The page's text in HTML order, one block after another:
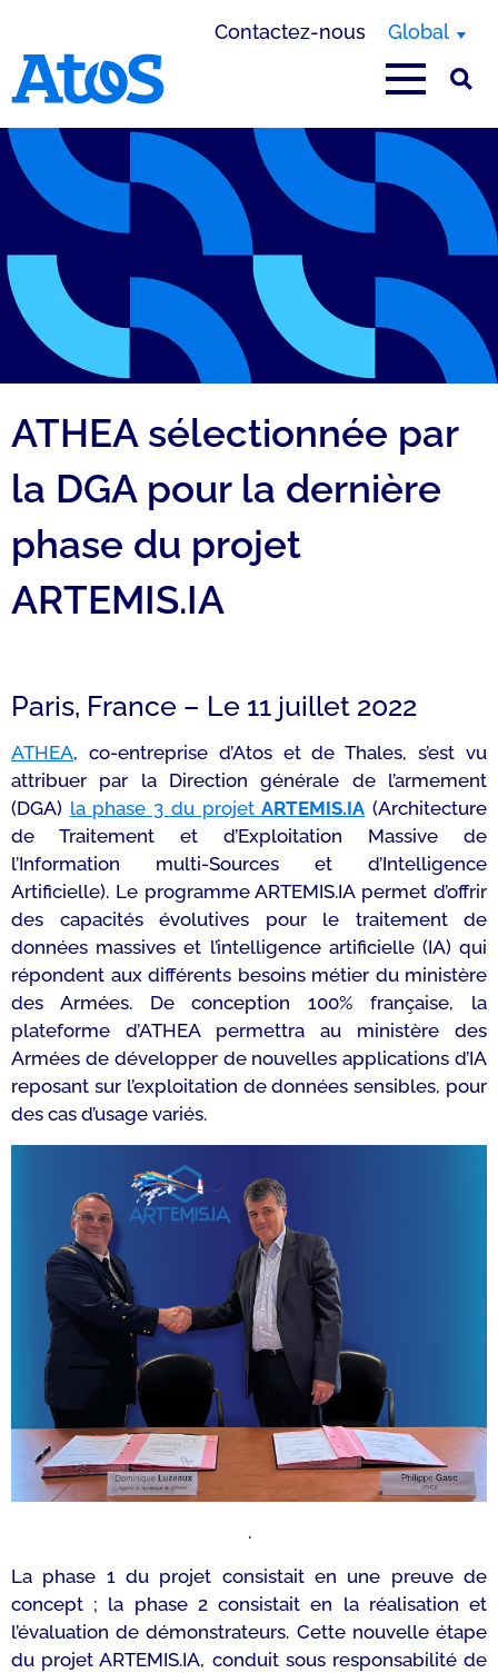
Contactez-nous Global
ATHEA sélectionnée par
la DGA pour la dernière
phase du projet
ARTEMIS.IA
Paris, France – Le 11 juillet 2022
ATHEA, co-entreprise d’Atos et de Thales, s’est vu
attribuer par la Direction générale de l’armement
(DGA) la phase 3 du projetARTEMIS.IA (Architecture
de Traitement et d’Exploitation Massive de
l’Information multi-Sources et d’Intelligence
Artificielle). Le programme ARTEMIS.IA permet d’offrir
des capacités évolutives pour le traitement de
données massives et l’intelligence artificielle (IA) qui
répondent aux différents besoins métier du ministère
des Armées. De conception 100% française, la
plateforme d’ATHEA permettra au ministère des
Armées de développer de nouvelles applications d’IA
reposant sur l’exploitation de données sensibles, pour
des cas d’usage variés.
.
La phase 1 du projet consistait en une preuve de
concept ; la phase 2 consistait en la réalisation et
l’évaluation de démonstrateurs. Cette nouvelle étape
du projet ARTEMIS.IA, conduit sous responsabilité de